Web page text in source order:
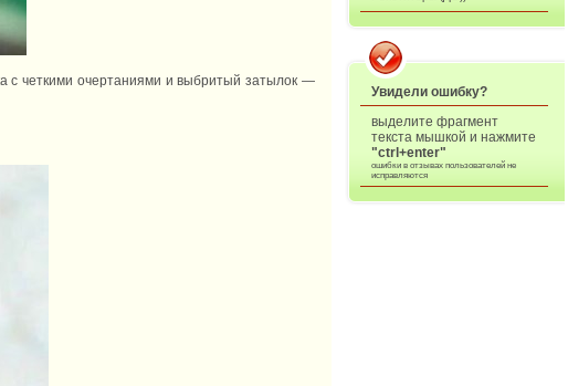
с четкими очертаниями и выбритый затылок —
Увидели ошибку?
выделите фрагмент
текста мышкой и нажмите
"ctrl+enter"
ошибки в отзывах пользователей не
исправляются